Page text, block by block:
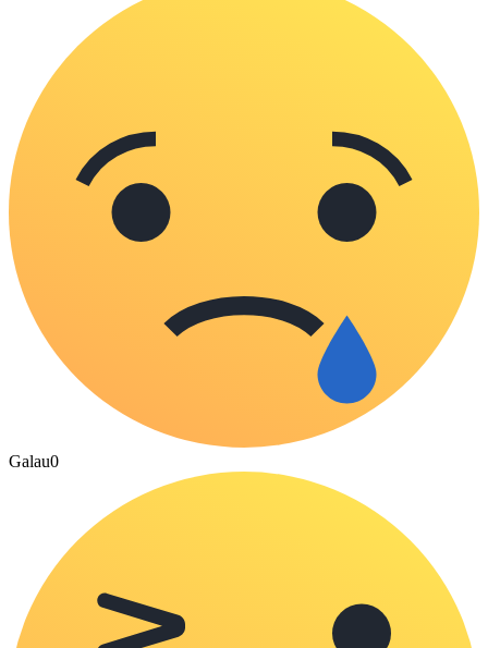
Galau0